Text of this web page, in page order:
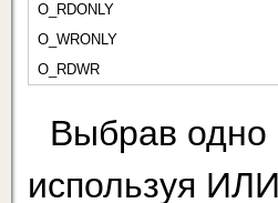
O_RDONLY
O_WRONLY
O_RDWR
Выбрав одно
используя